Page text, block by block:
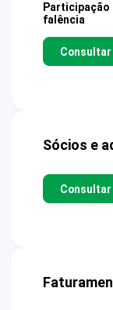
Participação
falência
Consultar
Sócios e
Consultar